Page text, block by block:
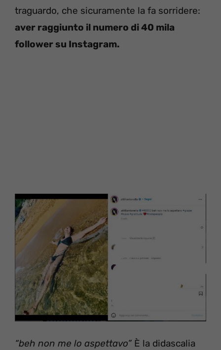
traguardo, che sicuramente la fa sorridere:
aver raggiunto il numero di 40 mila
follower su Instagram.
“beh non me lo aspettavo” È la didascalia